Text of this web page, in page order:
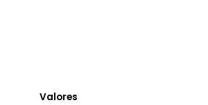
Valores